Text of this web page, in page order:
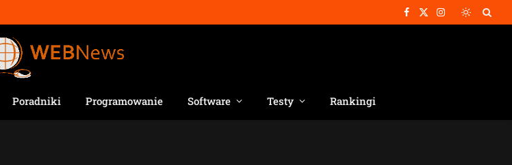
Facebook
X
Instagram
Poradniki Programowanie Software Testy Rankingi